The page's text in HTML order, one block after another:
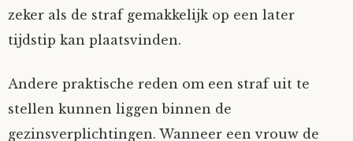
zeker als de straf gemakkelijk op een later
tijdstip kan plaatsvinden.
Andere praktische reden om een straf uit te
stellen kunnen liggen binnen de
gezinsverplichtingen. Wanneer een vrouw de